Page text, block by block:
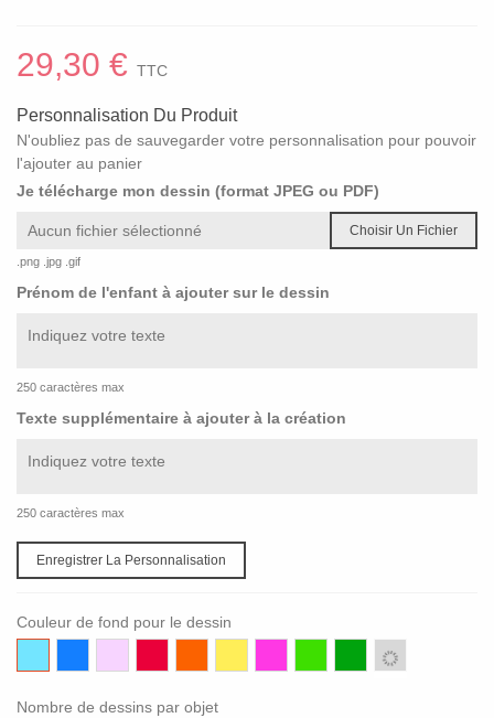
29,30 € TTC
Personnalisation Du Produit
N'oubliez pas de sauvegarder votre personnalisation pour pouvoir
l'ajouter au panier
Je télécharge mon dessin (format JPEG ou PDF)
Aucun fichier sélectionné Choisir Un Fichier
.png .jpg .gif
Prénom de l'enfant à ajouter sur le dessin
250 caractères max
Texte supplémentaire à ajouter à la création
250 caractères max
Enregistrer La Personnalisation
Couleur de fond pour le dessin
ciel
foncé clair
clair
fonce
Gris
Nombre de dessins par objet